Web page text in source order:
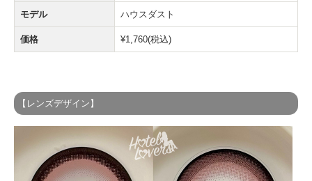
モデル ハウスダスト
価格 ¥1,760(税込)
【レンズデザイン】